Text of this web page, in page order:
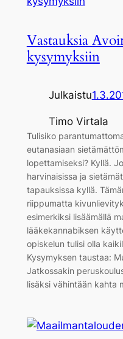
Vastauksia
kysymyksiin
Julkaistu
Timo Virtala
Tulisiko
eutanasiaan
lopettamiseksi? Kyllä.
harvinaisissa ja
tapauksissa kyllä.
riippumatta
esimerkiksi lisäämällä
lääkekannabiksen
opiskelun tulisi olla
Kysymyksen taustaa:
Jatkossakin
lisäksi vähintään kahta